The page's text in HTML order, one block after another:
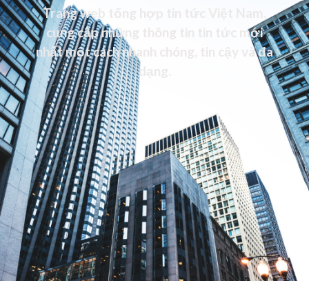
Trang web tổng hợp tin tức Việt Nam,
cung cấp những thông tin tin tức mới
nhất một cách nhanh chóng, tin cậy và đa
dạng.